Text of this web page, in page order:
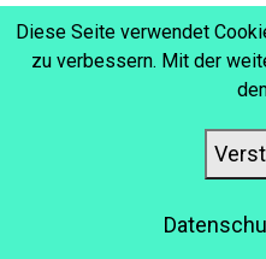
Zugang zu spezialisierten
Erstellung und
Schulungsinhalten zu
Freude, wenn diese
vorhanden sind, aber was
Dann kommt das „E“-Wort
der gesamte Prozess der
Mitarbeiters ist sowohl
solchen Fällen ist der
Diese Seite verwendet
zu verbessern. Mit der